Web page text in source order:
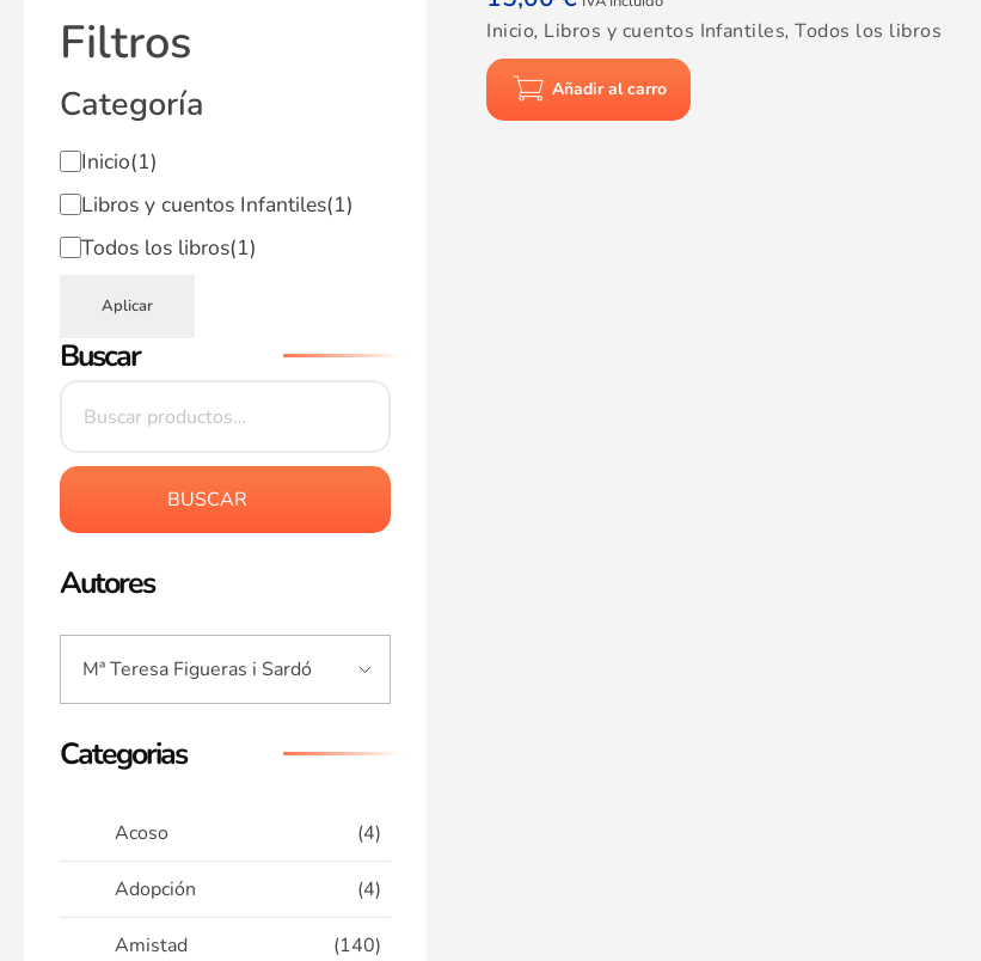
Filtros
Categoría
Inicio(1)
Libros y cuentos Infantiles(1)
Todos los libros(1)
Aplicar
Buscar
BUSCAR
Autores
Categorias
Acoso (4)
Adopción (4)
Amistad (140)
Inicio, Libros y cuentos Infantiles,Todos los libros
Añadir al carro